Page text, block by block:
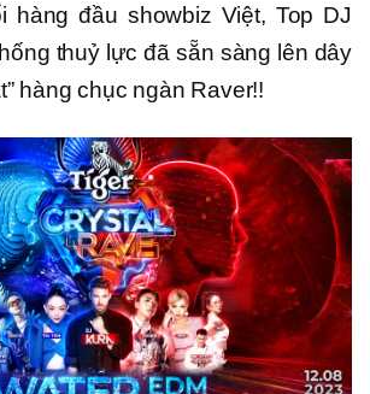
hàng đầu showbiz Việt, Top DJ
thuỷ lực đã sẵn sàng lên dây
hàng chục ngàn Raver!!